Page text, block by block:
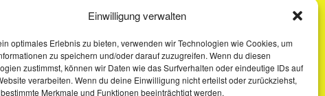
Einwilligung verwalten
optimales Erlebnis zu bieten, verwenden wir Technologien wie Cookies, um
zu speichern und/oder darauf zuzugreifen. Wenn du diesen
zustimmst, können wir Daten wie das Surfverhalten oder eindeutige IDs auf
verarbeiten. Wenn du deine Einwilligung nicht erteilst oder zurückziehst,
Merkmale und Funktionen beeinträchtigt werden.